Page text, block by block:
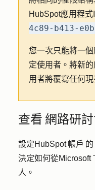
HubSpot應用程式
4c89-b413-
您一次只能將一
定使用者。將新
用者將覆寫任何
查看 網路研
設定HubSpot 帳戶
決定如何從Microsoft
人。